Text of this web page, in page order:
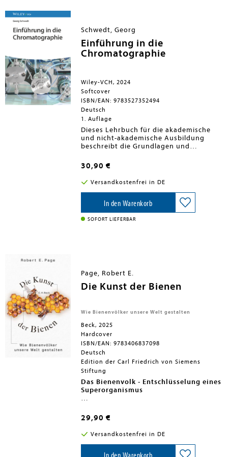
Zwischenprüfung.
Schwedt, Georg
Einführung in die
Chromatographie
Wiley-VCH, 2024
Softcover
ISBN/EAN: 9783527352494
Deutsch
1. Auflage
Dieses Lehrbuch für die akademische
und nicht-akademische Ausbildung
beschreibt die Grundlagen und
Laboranalytik gebräuchlichen
chromatographischen Trennverfahren
und die dabei eingesetzten
Apparaturen.
30,90 €
Versandkostenfrei in DE
In den Warenkorb
SOFORT LIEFERBAR
Page, Robert E.
Die Kunst der Bienen
Wie Bienenvölker unsere Welt gestalten
Beck, 2025
Hardcover
ISBN/EAN: 9783406837098
Deutsch
Edition der Carl Friedrich von Siemens
Stiftung
Das Bienenvolk - Entschlüsselung eines
Superorganismus
und menschlichen Gesellschaften haben
viele Soziobiologen beschäftigt. Der
weltweit führende Bienenforscher
Robert E. Page ergründet seit
Jahrzehnten das komplexe Sozialsystem
und die Arbeitsteilung von Honigbienen
29,90 €
Versandkostenfrei in DE